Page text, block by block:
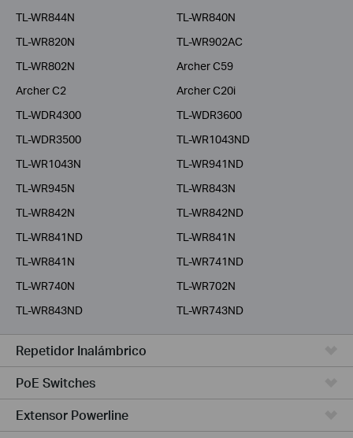
TL-WR844N
TL-WR840N
TL-WR820N
TL-WR902AC
TL-WR802N
Archer C59
Archer C2
Archer C20i
TL-WDR4300
TL-WDR3600
TL-WDR3500
TL-WR1043ND
TL-WR1043N
TL-WR941ND
TL-WR945N
TL-WR843N
TL-WR842N
TL-WR842ND
TL-WR841ND
TL-WR841N
TL-WR841N
TL-WR741ND
TL-WR740N
TL-WR702N
TL-WR843ND
TL-WR743ND
Repetidor Inalámbrico
PoE Switches
Extensor Powerline